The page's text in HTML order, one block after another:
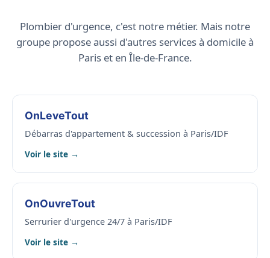
Plombier d'urgence, c'est notre métier. Mais notre
groupe propose aussi d'autres services à domicile à
Paris et en Île-de-France.
OnLeveTout
Débarras d'appartement & succession à Paris/IDF
Voir le site →
OnOuvreTout
Serrurier d'urgence 24/7 à Paris/IDF
Voir le site →